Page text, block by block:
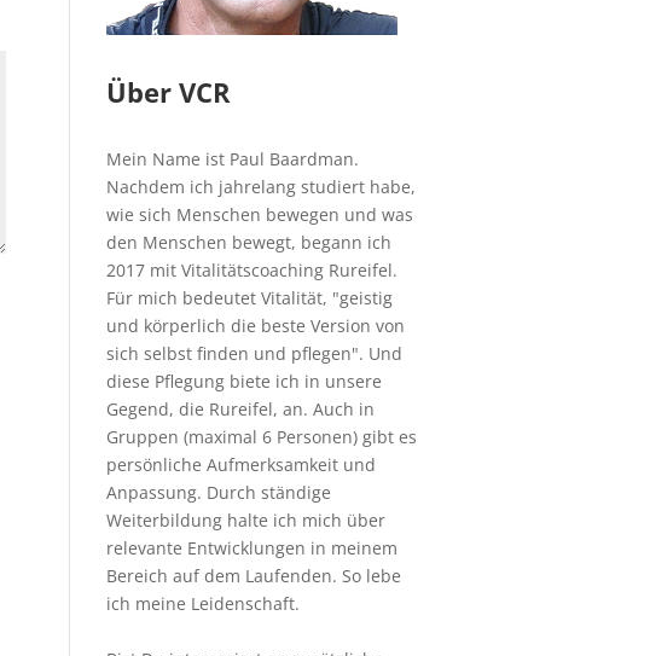
Über VCR
Mein Name ist Paul Baardman.
Nachdem ich jahrelang studiert habe,
wie sich Menschen bewegen und was
den Menschen bewegt, begann ich
2017 mit Vitalitätscoaching Rureifel.
Für mich bedeutet Vitalität, "geistig
und körperlich die beste Version von
sich selbst finden und pflegen". Und
diese Pflegung biete ich in unsere
Gegend, die Rureifel, an. Auch in
Gruppen (maximal 6 Personen) gibt es
persönliche Aufmerksamkeit und
Anpassung. Durch ständige
Weiterbildung halte ich mich über
relevante Entwicklungen in meinem
Bereich auf dem Laufenden. So lebe
ich meine Leidenschaft.